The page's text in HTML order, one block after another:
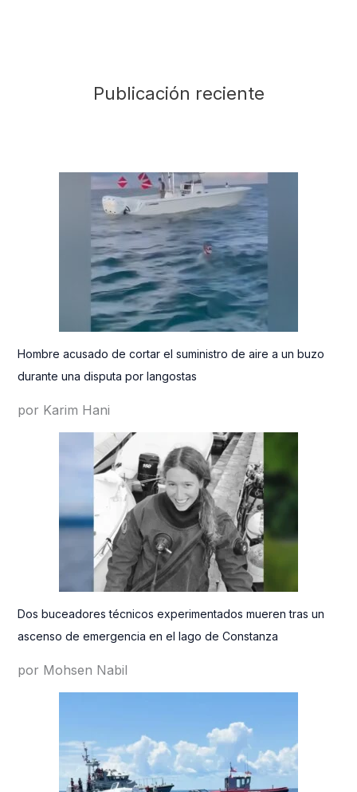
Publicación reciente
Hombre acusado de cortar el suministro de aire a un buzo
durante una disputa por langostas
por Karim Hani
Dos buceadores técnicos experimentados mueren tras un
ascenso de emergencia en el lago de Constanza
por Mohsen Nabil